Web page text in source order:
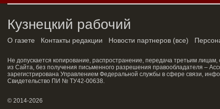
Кузнецкий рабочий
О газете Контакты редакции Новости партнеров (все)
Не допускается копирование, распространение, передача третьим
из Сайта, без получения письменного разрешения правообладателя –
зарегистрирована Управлением Федеральной службы в сфере связи,
Свидетельство ПИ № ТУ42-00638.
© 2014-2026